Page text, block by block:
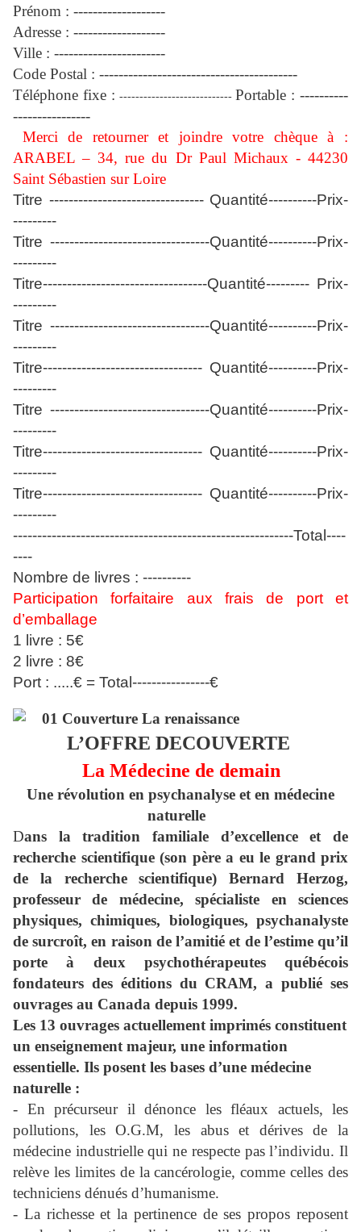
Prénom : -------------------
Adresse : -------------------
Ville : -----------------------
Code Postal : -----------------------------------------
Téléphone fixe : ----------------------------Portable : ----------
----------------
Merci de retourner et joindre votre chèque à :
ARABEL – 34, rue du Dr Paul Michaux - 44230
Saint Sébastien sur Loire
Titre -------------------------------- Quantité----------Prix-
---------
Titre ---------------------------------Quantité----------Prix-
---------
Titre----------------------------------Quantité--------- Prix-
---------
Titre ---------------------------------Quantité----------Prix-
---------
Titre--------------------------------- Quantité----------Prix-
---------
Titre ---------------------------------Quantité----------Prix-
---------
Titre--------------------------------- Quantité----------Prix-
---------
Titre--------------------------------- Quantité----------Prix-
---------
----------------------------------------------------------Total----
----
Nombre de livres : ----------
Participation forfaitaire aux frais de port et
d’emballage
1 livre : 5€
2 livre : 8€
Port : .....€ = Total----------------€
L’OFFRE DECOUVERTE
La Médecine de demain
Une révolution en psychanalyse et en médecine
naturelle
Dans la tradition familiale d’excellence et de
recherche scientifique (son père a eu le grand prix
de la recherche scientifique) Bernard Herzog,
professeur de médecine, spécialiste en sciences
physiques, chimiques, biologiques, psychanalyste
de surcroît, en raison de l’amitié et de l’estime qu’il
porte à deux psychothérapeutes québécois
fondateurs des éditions du CRAM, a publié ses
ouvrages au Canada depuis 1999.
Les 13 ouvrages actuellement imprimés constituent
un enseignement majeur, une information
essentielle. Ils posent les bases d’une médecine
naturelle :
- En précurseur il dénonce les fléaux actuels, les
pollutions, les O.G.M, les abus et dérives de la
médecine industrielle qui ne respecte pas l’individu. Il
relève les limites de la cancérologie, comme celles des
techniciens dénués d’humanisme.
- La richesse et la pertinence de ses propos reposent